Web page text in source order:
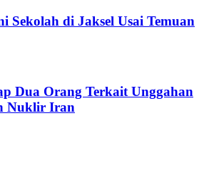
Sekolah di Jaksel Usai Temuan
Dua Orang Terkait Unggahan
Nuklir Iran